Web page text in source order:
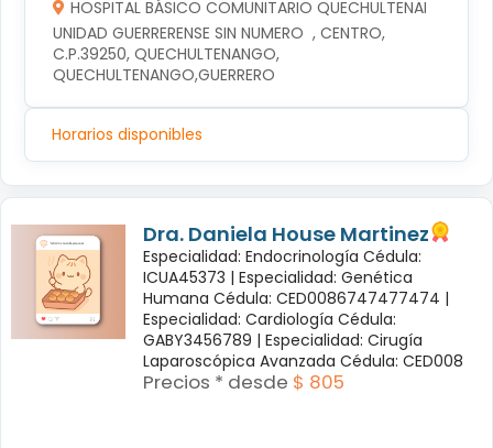
HOSPITAL BÁSICO COMUNITARIO QUECHULTENANGO
UNIDAD GUERRERENSE SIN NUMERO  , CENTRO,
C.P.39250, QUECHULTENANGO,
QUECHULTENANGO,GUERRERO
Horarios disponibles
Dra. Daniela House Martinez
Especialidad: Endocrinología Cédula:
ICUA45373 | Especialidad: Genética
Humana Cédula: CED0086747477474 |
Especialidad: Cardiología Cédula:
GABY3456789 | Especialidad: Cirugía
Laparoscópica Avanzada Cédula: CED008
Precios * desde $ 805